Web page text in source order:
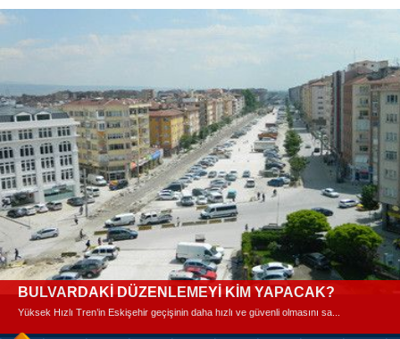
BULVARDAKİ DÜZENLEMEYİ KİM YAPACAK?
Yüksek Hızlı Tren’in Eskişehir geçişinin daha hızlı ve güvenli olmasını sa...